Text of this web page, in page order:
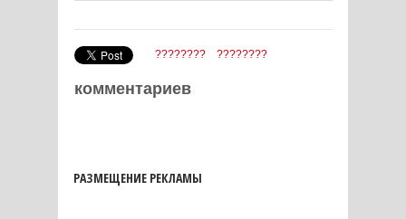
???????? ????????
комментариев
РАЗМЕЩЕНИЕ РЕКЛАМЫ